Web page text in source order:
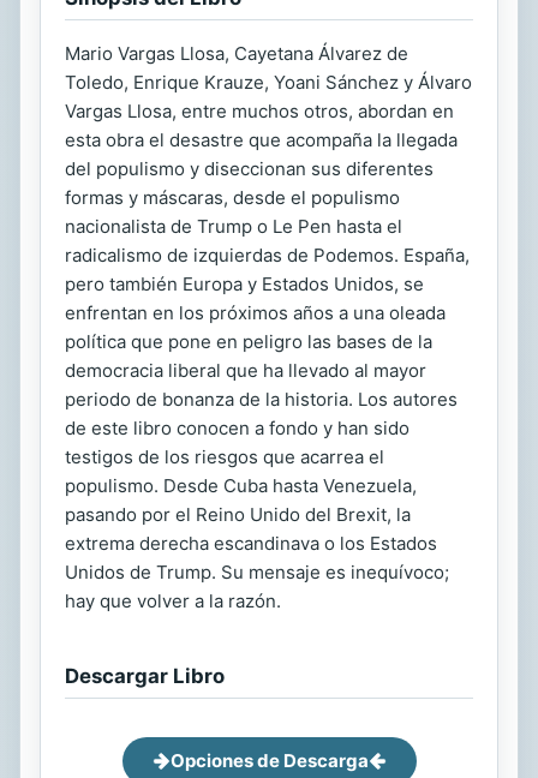
Mario Vargas Llosa, Cayetana Álvarez de
Toledo, Enrique Krauze, Yoani Sánchez y Álvaro
Vargas Llosa, entre muchos otros, abordan en
esta obra el desastre que acompaña la llegada
del populismo y diseccionan sus diferentes
formas y máscaras, desde el populismo
nacionalista de Trump o Le Pen hasta el
radicalismo de izquierdas de Podemos. España,
pero también Europa y Estados Unidos, se
enfrentan en los próximos años a una oleada
política que pone en peligro las bases de la
democracia liberal que ha llevado al mayor
periodo de bonanza de la historia. Los autores
de este libro conocen a fondo y han sido
testigos de los riesgos que acarrea el
populismo. Desde Cuba hasta Venezuela,
pasando por el Reino Unido del Brexit, la
extrema derecha escandinava o los Estados
Unidos de Trump. Su mensaje es inequívoco;
hay que volver a la razón.
Descargar Libro
Opciones de Descarga